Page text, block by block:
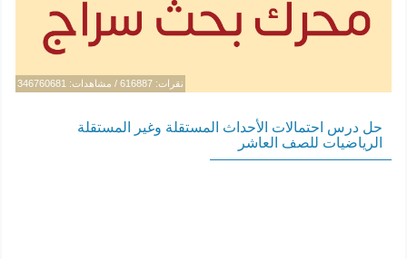
نقرات: 616887 / مشاهدات: 346760681
حل درس احتمالات الأحداث المستقلة وغير المستقلة
الرياضيات للصف العاشر